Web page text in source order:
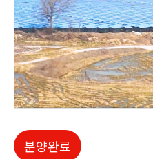
분양완료